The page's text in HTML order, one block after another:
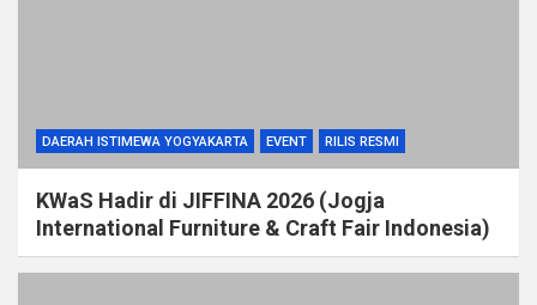
DAERAH ISTIMEWA YOGYAKARTA EVENT RILIS RESMI
KWaS Hadir di JIFFINA 2026 (Jogja
International Furniture & Craft Fair Indonesia)